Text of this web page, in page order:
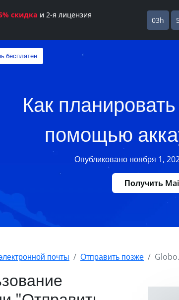
бесплатен
Как
помощью
Опубликовано ноября 1,
Получить
почты Отправить позже
скидка и 2-я лицензия
03h